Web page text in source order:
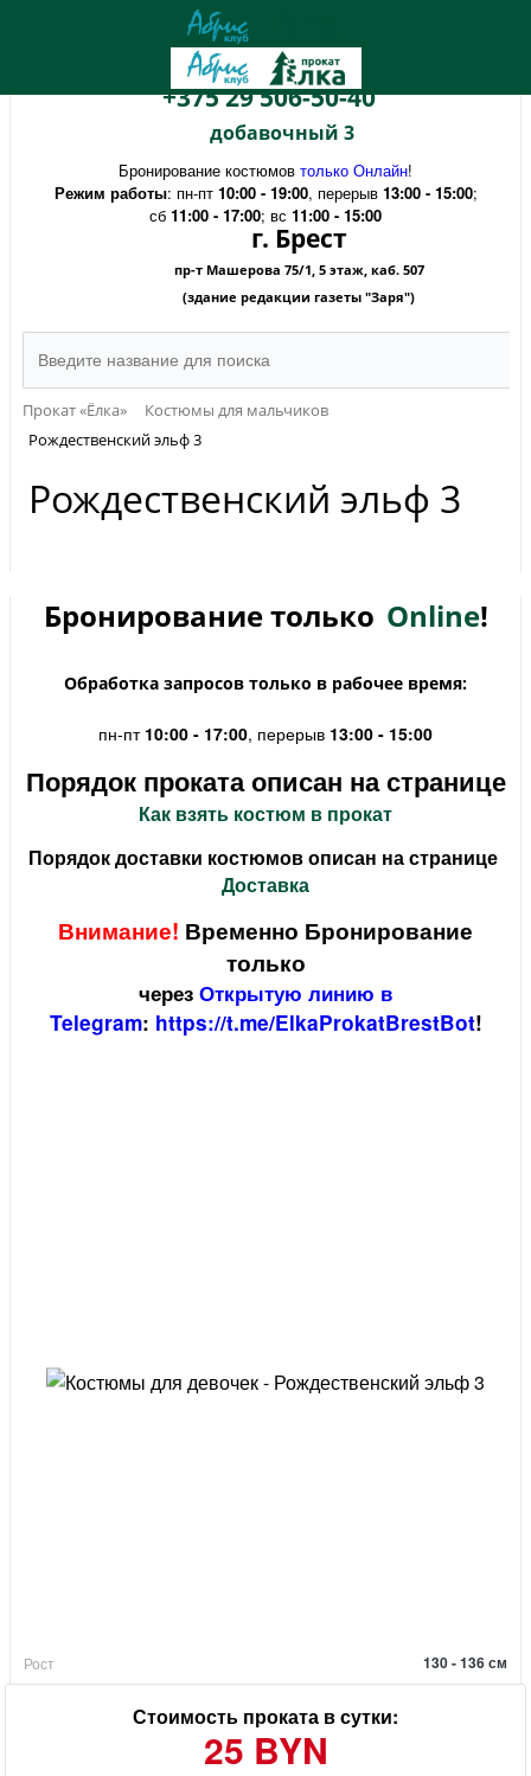
+375 29 506-50-40
добавочный 3
Бронирование костюмов только Онлайн!
Режим работы: пн-пт 10:00 - 19:00, перерыв 13:00 - 15:00;
сб 11:00 - 17:00; вс 11:00 - 15:00
г. Брест
пр-т Машерова 75/1, 5 этаж, каб. 507
(здание редакции газеты "Заря")
Прокат «Ёлка»
Костюмы для мальчиков
Рождественский эльф 3
Рождественский эльф 3
Бронирование только Online!
Обработка запросов только в рабочее время:
пн-пт 10:00 - 17:00, перерыв 13:00 - 15:00
Порядок проката описан на странице
Как взять костюм в прокат
Порядок доставки костюмов описан на странице
Доставка
Внимание! Временно Бронирование
только
через Открытую линию в
Telegram: https://t.me/ElkaProkatBrestBot!
Рост 130 - 136 см
Стоимость проката в сутки:
25 BYN